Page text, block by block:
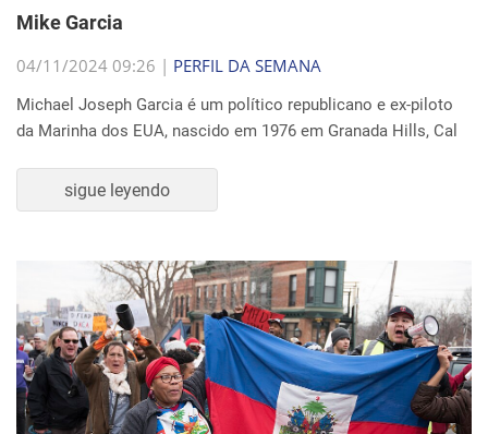
Mike Garcia
04/11/2024 09:26 | PERFIL DA SEMANA
Michael Joseph Garcia é um político republicano e ex-piloto
da Marinha dos EUA, nascido em 1976 em Granada Hills, Cal
sigue leyendo